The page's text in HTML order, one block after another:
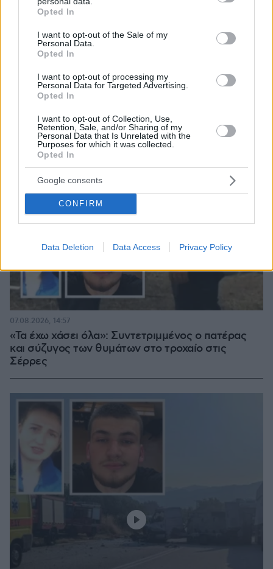
grant or deny consent to Google and its third-party tags to
use your data for below specified purposes in below Google
consent section.
Opted In
I want to opt-out of the Sale of my
Personal Data.
Opted In
I want to opt-out of processing my
Personal Data for Targeted Advertising.
Opted In
I want to opt-out of Collection, Use,
Retention, Sale, and/or Sharing of my
Personal Data that Is Unrelated with the
Purposes for which it was collected.
Opted In
Google consents
CONFIRM
Data Deletion Data Access Privacy Policy
Ελλάδα που γερνάει: Τα... δύο ταψιά μεσημεριανό,
«Τα έχω χάσει όλα»: Συντετριμμένος ο πατέρας
και σύζυγος των θυμάτων στο τροχαίο στις
Σέρρες
07.08.2026, 14:57